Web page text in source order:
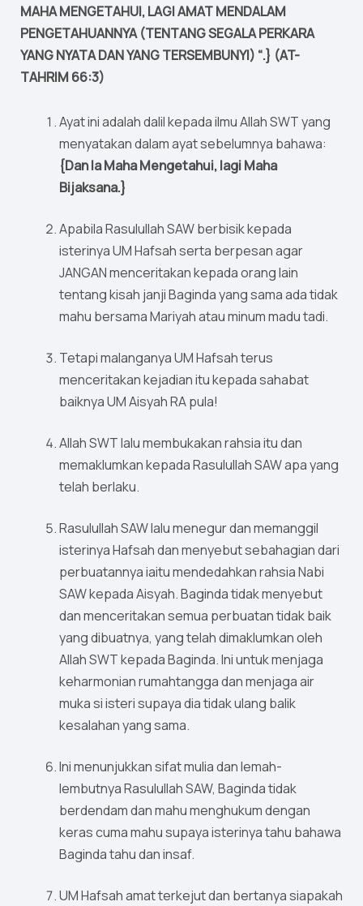
MAHA MENGETAHUI, LAGI AMAT MENDALAM
PENGETAHUANNYA (TENTANG SEGALA PERKARA
YANG NYATA DAN YANG TERSEMBUNYI) “.} (AT-
TAHRIM 66:3)
Ayat ini adalah dalil kepada ilmu Allah SWT yang
menyatakan dalam ayat sebelumnya bahawa:
{Dan Ia Maha Mengetahui, lagi Maha
Bijaksana.}
Apabila Rasulullah SAW berbisik kepada
isterinya UM Hafsah serta berpesan agar
JANGAN menceritakan kepada orang lain
tentang kisah janji Baginda yang sama ada tidak
mahu bersama Mariyah atau minum madu tadi.
Tetapi malanganya UM Hafsah terus
menceritakan kejadian itu kepada sahabat
baiknya UM Aisyah RA pula!
Allah SWT lalu membukakan rahsia itu dan
memaklumkan kepada Rasulullah SAW apa yang
telah berlaku.
Rasulullah SAW lalu menegur dan memanggil
isterinya Hafsah dan menyebut sebahagian dari
perbuatannya iaitu mendedahkan rahsia Nabi
SAW kepada Aisyah. Baginda tidak menyebut
dan menceritakan semua perbuatan tidak baik
yang dibuatnya, yang telah dimaklumkan oleh
Allah SWT kepada Baginda. Ini untuk menjaga
keharmonian rumahtangga dan menjaga air
muka si isteri supaya dia tidak ulang balik
kesalahan yang sama.
Ini menunjukkan sifat mulia dan lemah-
lembutnya Rasulullah SAW, Baginda tidak
berdendam dan mahu menghukum dengan
keras cuma mahu supaya isterinya tahu bahawa
Baginda tahu dan insaf.
UM Hafsah amat terkejut dan bertanya siapakah